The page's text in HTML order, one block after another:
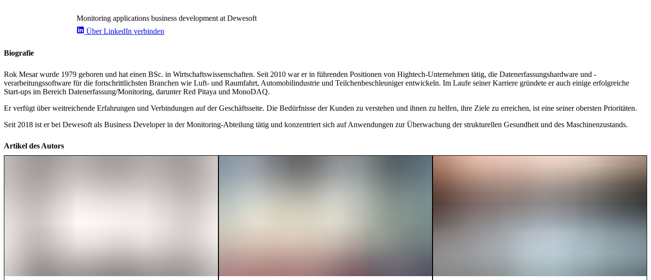
Monitoring applications business development at Dewesoft
Über LinkedIn verbinden
Biografie
Rok Mesar wurde 1979 geboren und hat einen BSc. in Wirtschaftswissenschaften. Seit 2010 war er in führenden Positionen von Hightech-Unternehmen tätig, die Datenerfassungshardware und -
verarbeitungssoftware für die fortschrittlichsten Branchen wie Luft- und Raumfahrt, Automobilindustrie und Teilchenbeschleuniger entwickeln. Im Laufe seiner Karriere gründete er auch einige erfolgreiche
Start-ups im Bereich Datenerfassung/Monitoring, darunter Red Pitaya und MonoDAQ.
Er verfügt über weitreichende Erfahrungen und Verbindungen auf der Geschäftsseite. Die Bedürfnisse der Kunden zu verstehen und ihnen zu helfen, ihre Ziele zu erreichen, ist eine seiner obersten Prioritäten.
Seit 2018 ist er bei Dewesoft als Business Developer in der Monitoring-Abteilung tätig und konzentriert sich auf Anwendungen zur Überwachung der strukturellen Gesundheit und des Maschinenzustands.
Artikel des Autors